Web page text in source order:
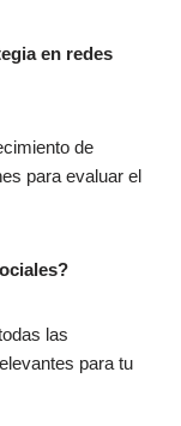
en redes
de
para evaluar el
las
para tu